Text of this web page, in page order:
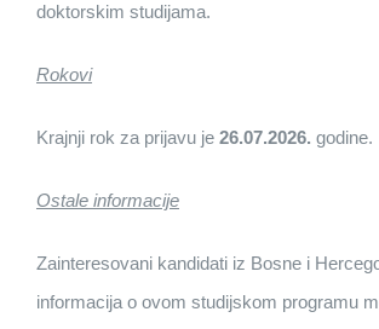
doktorskim studijama.
Rokovi
Krajnji rok za prijavu je 26.07.2026. godine.
Ostale informacije
Zainteresovani kandidati iz Bosne i
informacija o ovom studijskom programu